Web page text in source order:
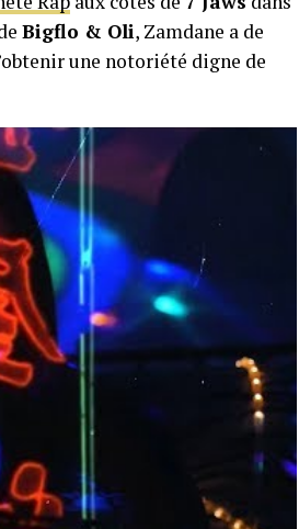
Bigflo & Oli, Zamdane a de
une notoriété digne de